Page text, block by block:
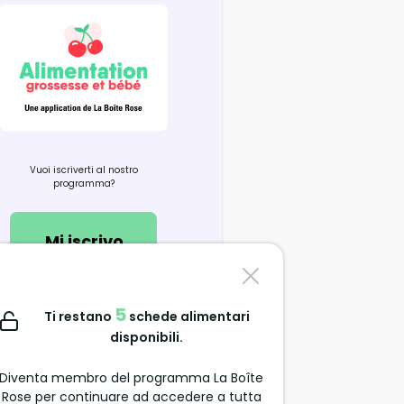
Vuoi iscriverti al nostro
programma?
Mi iscrivo
Contattaci
support@alimentation-
Ti restano 5schede alimentari
disponibili.
Diventa membro del programma La Boîte
Rose per continuare ad accedere a tutta